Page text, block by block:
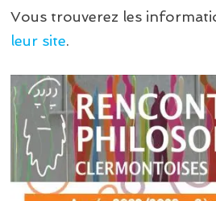
Vous trouverez les
leur site.